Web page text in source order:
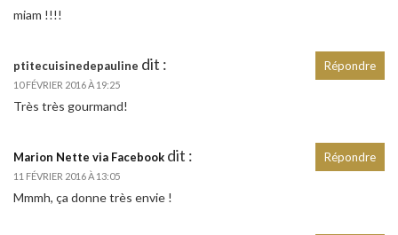
miam !!!!
ptitecuisinedepauline dit :
10 FÉVRIER 2016 À 19:25
Très très gourmand!
Répondre
Marion Nette via Facebook dit :
11 FÉVRIER 2016 À 13:05
Mmmh, ça donne très envie !
Répondre